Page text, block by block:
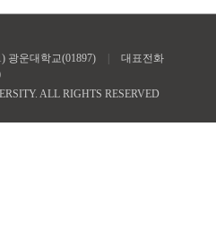
광운대학교(01897)
대표전화
ALL RIGHTS RESERVED